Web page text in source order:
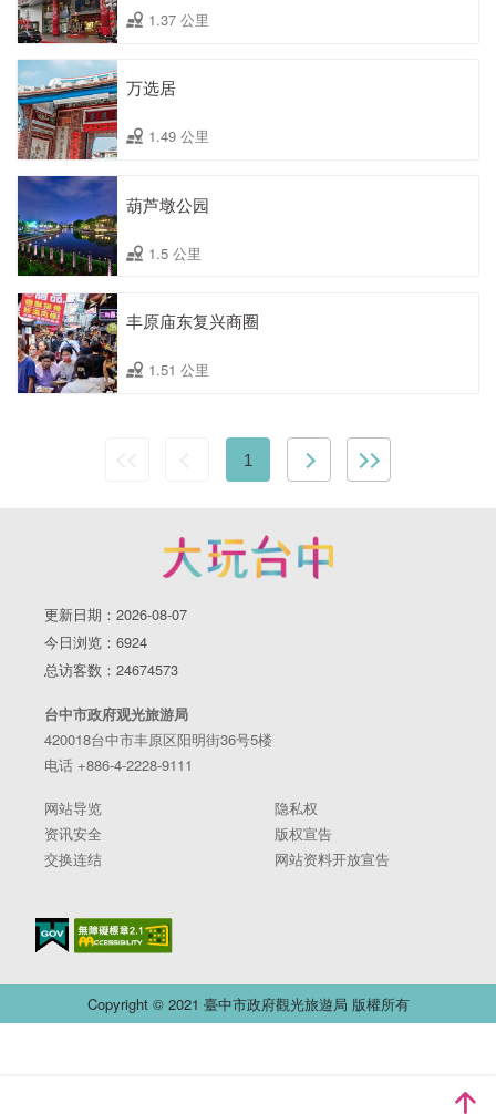
1.37 公里
万选居
1.49 公里
葫芦墩公园
1.5 公里
丰原庙东复兴商圈
1.51 公里
1
更新日期：2026-08-07
今日浏览：6924
总访客数：24674573
台中市政府观光旅游局
420018台中市丰原区阳明街36号5楼
电话 +886-4-2228-9111
网站导览
隐私权
资讯安全
版权宣告
交换连结
网站资料开放宣告
Copyright © 2021 臺中市政府觀光旅遊局 版權所有